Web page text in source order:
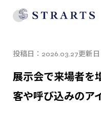
投稿日： 2026.03.27更新日
展示会で来場者を
客や呼び込みのア